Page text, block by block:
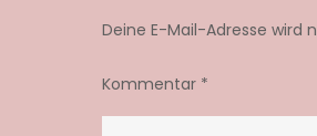
Deine E-Mail-Adresse wird
Kommentar *